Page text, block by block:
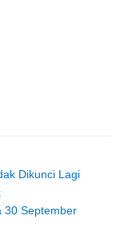
Dikunci Lagi
30 September